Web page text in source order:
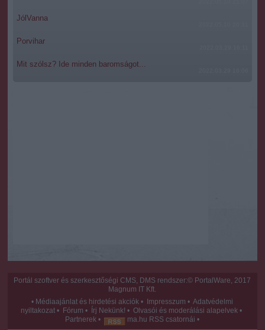
JólVanna
Porvihar
Mit szólsz? Ide minden baromságot...
Portál szoftver és szerkesztőségi CMS, DMS rendszer:© PortalWare, 2017
Magnum IT Kft.
• Médiaajánlat és hirdetési akciók • Impresszum •Adatvédelmi
nyiltakozat • Fórum • Írj Nekünk! •Olvasói és moderálási alapelvek •
Partnerek • ma.hu RSS csatornái •